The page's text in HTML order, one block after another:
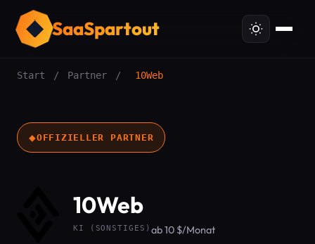
SaaSpartout
Start / Partner / 10Web
◆OFFIZIELLER PARTNER
10Web
KI (SONSTIGES) ab 10 $/Monat